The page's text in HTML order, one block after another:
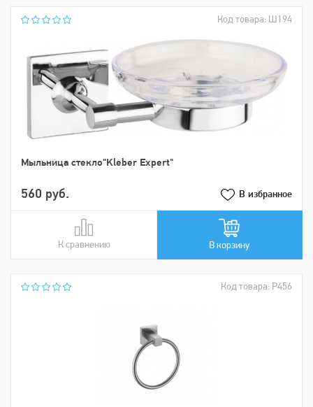
Код товара: Ш194
Мыльница стекло"Kleber Expert"
560 руб. В избранное
К сравнению
В сравнении В корзину
Код товара: Р456